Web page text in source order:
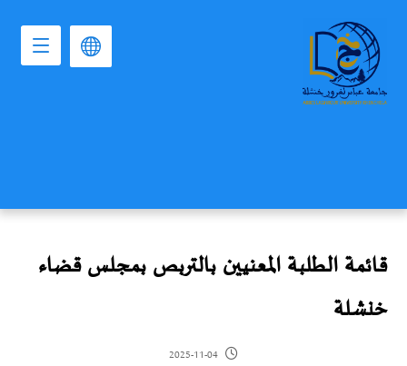
قائمة الطلبة المعنيين بالتربص بمجلس قضاء
خنشلة
2025-11-04